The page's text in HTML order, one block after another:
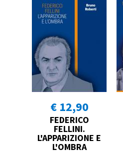
€ 12,90
FEDERICO
FELLINI.
L'APPARIZIONE E
L'OMBRA